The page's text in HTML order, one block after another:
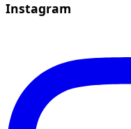
Instagram